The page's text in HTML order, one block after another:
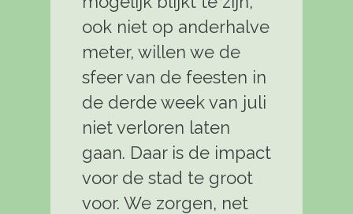
ook niet op anderhalve
meter, willen we de
sfeer van de feesten in
de derde week van juli
niet verloren laten
gaan. Daar is de impact
voor de stad te groot
voor. We zorgen, net